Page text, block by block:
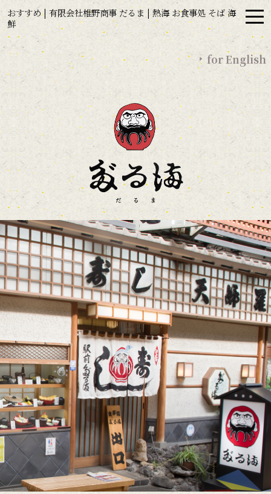
おすすめ | 有限会社椎野商事 だるま | 熱海 お食事処 そば 海
鮮
for English